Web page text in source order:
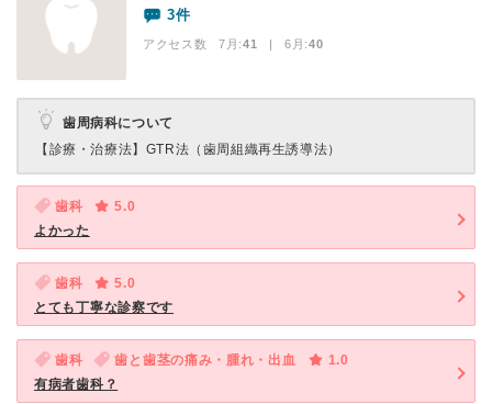
3件
アクセス数 7月:41 | 6月:40
歯周病科について
【診療・治療法】 GTR法（歯周組織再生誘導法）
歯科
5.0
よかった
歯科
5.0
とても丁寧な診察です
歯科 歯と歯茎の痛み・腫れ・出血
1.0
有病者歯科？